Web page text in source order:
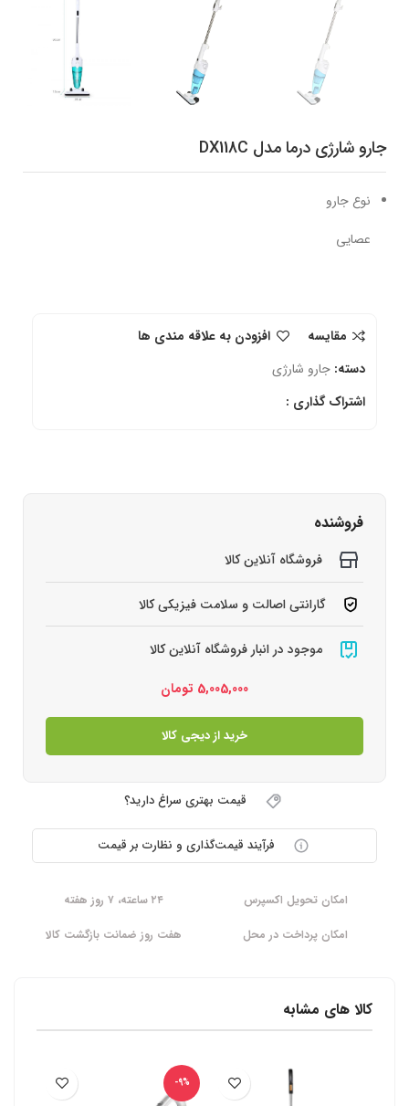
جارو شارژی درما مدل DX118C
نوع جارو
عصایی
مقایسه
افزودن به علاقه مندی ها
دسته: جارو شارژی
اشتراک گذاری :
فروشنده
فروشگاه آنلاین کالا
گارانتی اصالت و سلامت فیزیکی کالا
موجود در انبار فروشگاه آنلاین کالا
5,005,000 تومان
خرید از دیجی کالا
قیمت بهتری سراغ دارید؟
فرآیند قیمت‌گذاری و نظارت بر قیمت
امکان تحویل اکسپرس
۲۴ ساعته، ۷ روز هفته
امکان پرداخت در محل
هفت روز ضمانت بازگشت کالا
کالا های مشابه
-9%